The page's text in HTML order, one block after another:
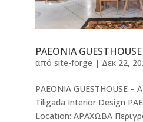
PAEONIA
από site-forge | Δεκ 22,
PAEONIA GUESTHOUSE
Tiligada Interior Design
Location: ΑΡΑΧΩΒΑ